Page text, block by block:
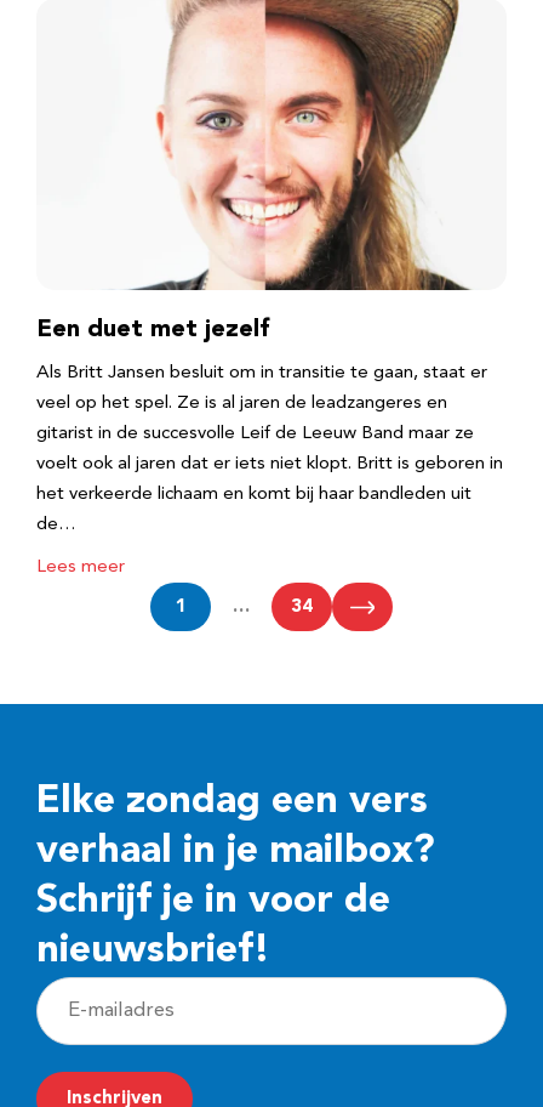
Een duet met jezelf
Als Britt Jansen besluit om in transitie te gaan, staat er
veel op het spel. Ze is al jaren de leadzangeres en
gitarist in de succesvolle Leif de Leeuw Band maar ze
voelt ook al jaren dat er iets niet klopt. Britt is geboren in
het verkeerde lichaam en komt bij haar bandleden uit
de…
Lees meer
1 … 34
Elke zondag een vers
verhaal in je mailbox?
Schrijf je in voor de
nieuwsbrief!
E
-
m
Inschrijven